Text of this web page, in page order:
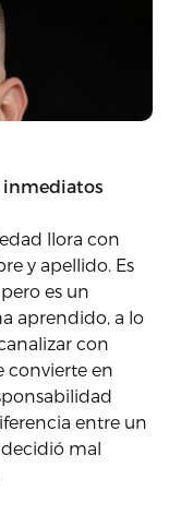
inmediatos
llora con
y apellido. Es
es un
aprendido, a lo
con
convierte en
entre un
mal